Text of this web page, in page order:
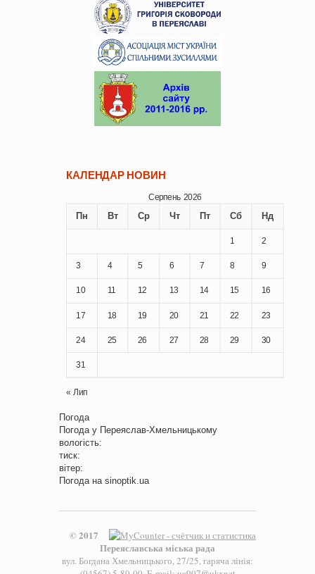
КАЛЕНДАР НОВИН
Серпень 2026
Пн Вт Ср Чт Пт Сб Нд
1 2
3 4 5 6 7 8 9
10 11 12 13 14 15 16
17 18 19 20 21 22 23
24 25 26 27 28 29 30
31
« Лип
Погода
Погода у Переяслав-Хмельницькому
вологість:
тиск:
вітер:
Погода на sinoptik.ua
© 2017
Переяславська міська рада
вул. Богдана Хмельницького, 27/25, гаряча лінія: